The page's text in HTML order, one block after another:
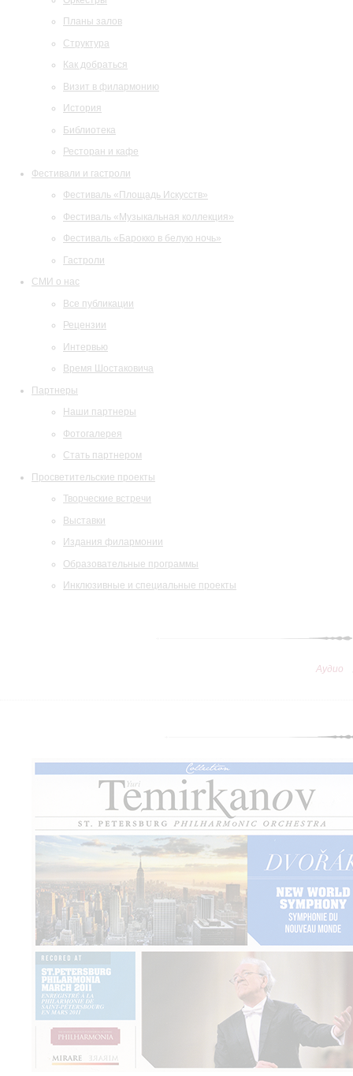
Планы залов
Структура
Как добраться
Визит в филармонию
История
Библиотека
Ресторан и кафе
Фестивали и гастроли
Фестиваль «Площадь Искусств»
Фестиваль «Музыкальная коллекция»
Фестиваль «Барокко в белую ночь»
Гастроли
СМИ о нас
Все публикации
Рецензии
Интервью
Время Шостаковича
Партнеры
Наши партнеры
Фотогалерея
Стать партнером
Просветительские проекты
Творческие встречи
Выставки
Издания филармонии
Образовательные программы
Инклюзивные и специальные проекты
Аудио